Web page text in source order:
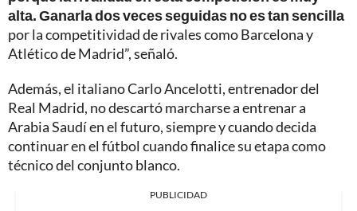
alta. Ganarla dos veces seguidas no es tan sencilla
por la competitividad de rivales como Barcelona y
Atlético de Madrid”, señaló.
Además, el italiano Carlo Ancelotti, entrenador del
Real Madrid, no descartó marcharse a entrenar a
Arabia Saudí en el futuro, siempre y cuando decida
continuar en el fútbol cuando finalice su etapa como
técnico del conjunto blanco.
PUBLICIDAD